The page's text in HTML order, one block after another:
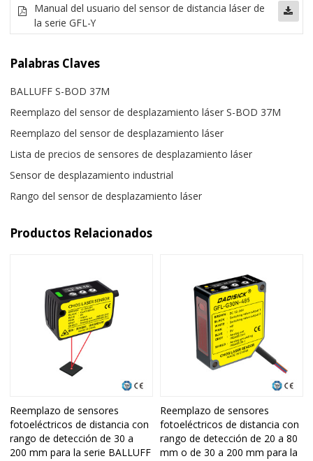
Manual del usuario del sensor de distancia láser de
la serie GFL-Y
Palabras Claves
BALLUFF S-BOD 37M
Reemplazo del sensor de desplazamiento láser S-BOD 37M
Reemplazo del sensor de desplazamiento láser
Lista de precios de sensores de desplazamiento láser
Sensor de desplazamiento industrial
Rango del sensor de desplazamiento láser
Productos Relacionados
Reemplazo de sensores
fotoeléctricos de distancia con
rango de detección de 30 a
200 mm para la serie BALLUFF
Reemplazo de sensores
fotoeléctricos de distancia con
rango de detección de 20 a 80
mm o de 30 a 200 mm para la